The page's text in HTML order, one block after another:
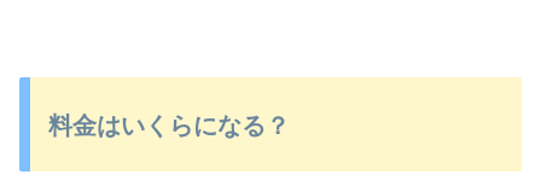
料金はいくらになる？